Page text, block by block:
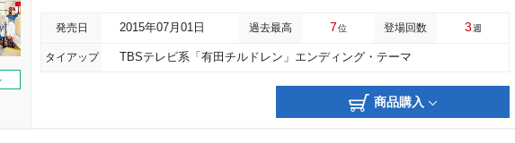
発売日 2015年07月01日 過去最高 7位 登場回数 3週
タイアップ TBSテレビ系「有田チルドレン」エンディング・テーマ
商品購入